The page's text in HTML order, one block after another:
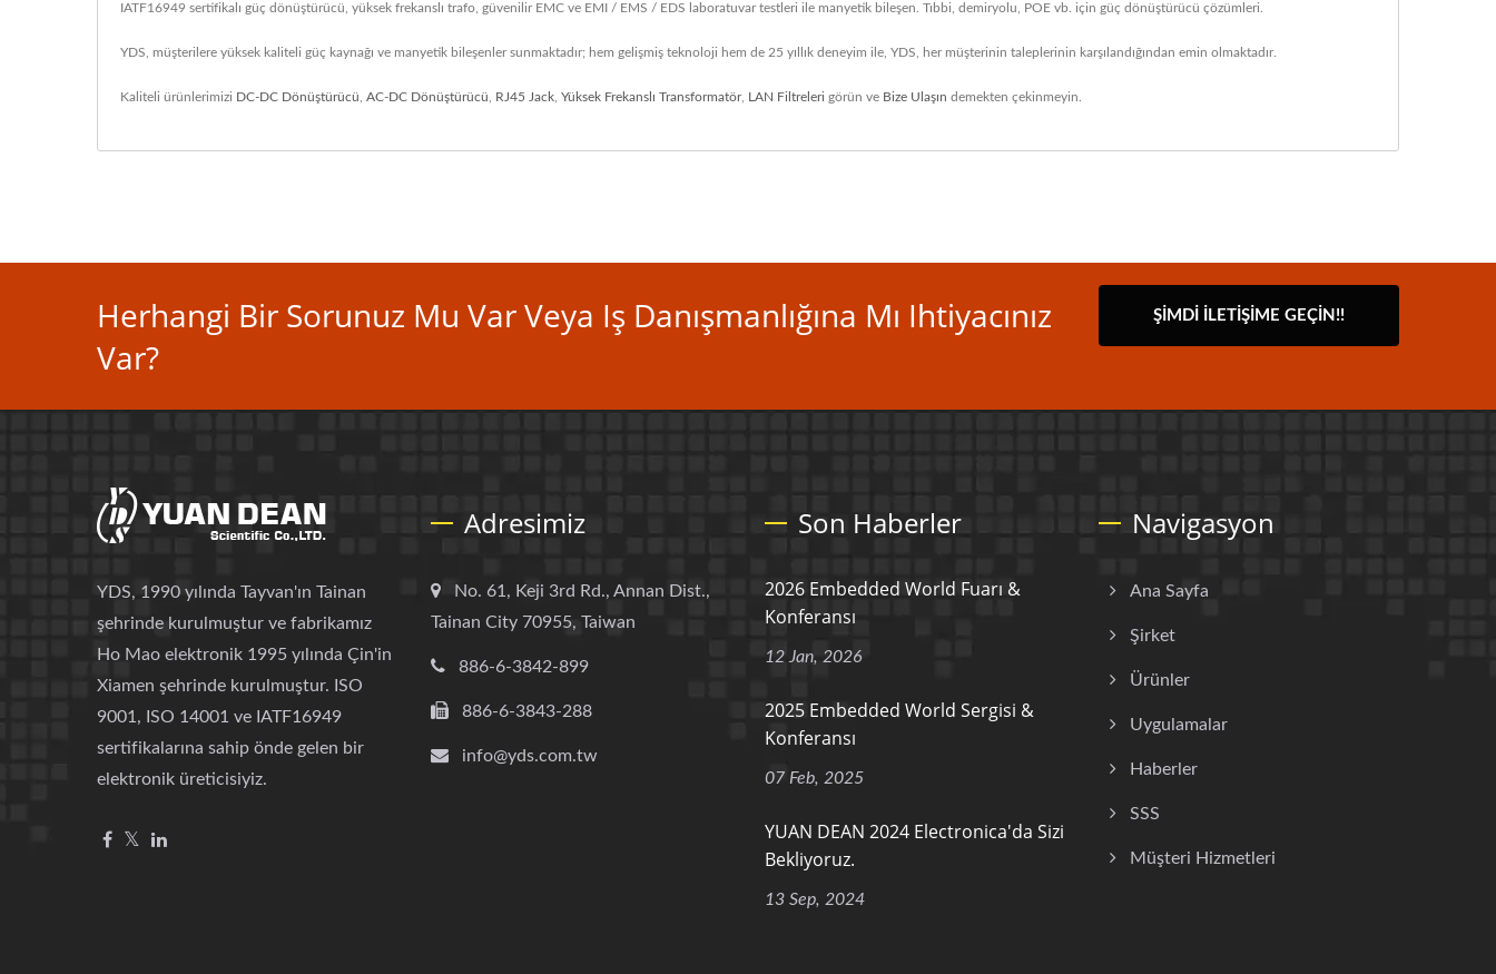
IATF16949 sertifikalı güç dönüştürücü, yüksek frekanslı trafo, güvenilir EMC ve EMI / EMS / EDS laboratuvar testleri ile manyetik bileşen. Tıbbi, demiryolu, POE vb. için güç dönüştürücü çözümleri.
YDS, müşterilere yüksek kaliteli güç kaynağı ve manyetik bileşenler sunmaktadır; hem gelişmiş teknoloji hem de 25 yıllık deneyim ile, YDS, her müşterinin taleplerinin karşılandığından emin olmaktadır.
Kaliteli ürünlerimizi DC-DC Dönüştürücü, AC-DC Dönüştürücü, RJ45 Jack, Yüksek Frekanslı Transformatör, LAN Filtreleri görün ve Bize Ulaşın demekten çekinmeyin.
Herhangi Bir Sorunuz Mu Var Veya Iş Danışmanlığına Mı Ihtiyacınız
Var?
ŞIMDI İLETIŞIME GEÇIN!!
YDS, 1990 yılında Tayvan'ın Tainan
şehrinde kurulmuştur ve fabrikamız
Ho Mao elektronik 1995 yılında Çin'in
Xiamen şehrinde kurulmuştur. ISO
9001, ISO 14001 ve IATF16949
sertifikalarına sahip önde gelen bir
elektronik üreticisiyiz.
Adresimiz
No. 61, Keji 3rd Rd., Annan Dist.,
Tainan City 70955, Taiwan
886-6-3842-899
886-6-3843-288
info@yds.com.tw
Son Haberler
2026 Embedded World Fuarı &
Konferansı
12 Jan, 2026
2025 Embedded World Sergisi &
Konferansı
07 Feb, 2025
YUAN DEAN 2024 Electronica'da Sizi
Bekliyoruz.
13 Sep, 2024
Navigasyon
Ana Sayfa
Şirket
Ürünler
Uygulamalar
Haberler
SSS
Müşteri Hizmetleri